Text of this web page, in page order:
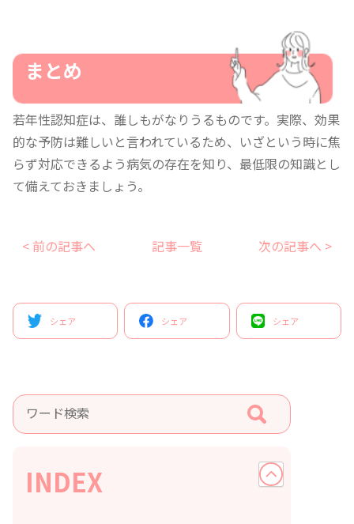
まとめ
若年性認知症は、誰しもがなりうるものです。実際、効果
的な予防は難しいと言われているため、いざという時に焦
らず対応できるよう病気の存在を知り、最低限の知識とし
て備えておきましょう。
< 前の記事へ 記事一覧 次の記事へ >
シェア シェア シェア
INDEX